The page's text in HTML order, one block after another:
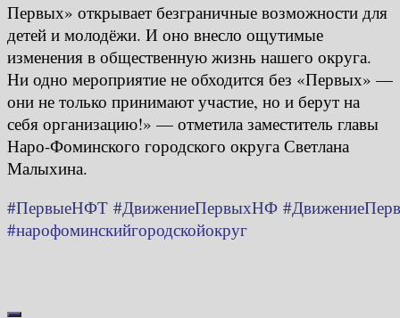
Первых» открывает безграничные возможности для
детей и молодёжи. И оно внесло ощутимые
изменения в общественную жизнь нашего округа.
Ни одно мероприятие не обходится без «Первых» —
они не только принимают участие, но и берут на
себя организацию!» — отметила заместитель главы
Наро-Фоминского городского округа Светлана
Малыхина.
#ПервыеНФТ #ДвижениеПервыхНФ
#нарофоминскийгородскойокруг